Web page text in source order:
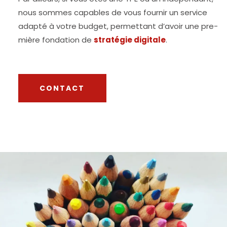
nous sommes capables de vous four­nir un ser­vice
adap­té à votre bud­get, per­met­tant d’a­voir une pre­
mière fon­da­tion de stra­té­gie digi­tale.
CONTACT